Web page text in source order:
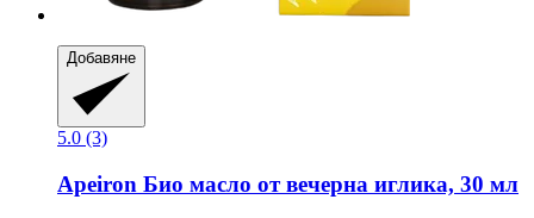
Добавяне
5.0 (3)
Apeiron Био масло от вечерна иглика, 30 мл